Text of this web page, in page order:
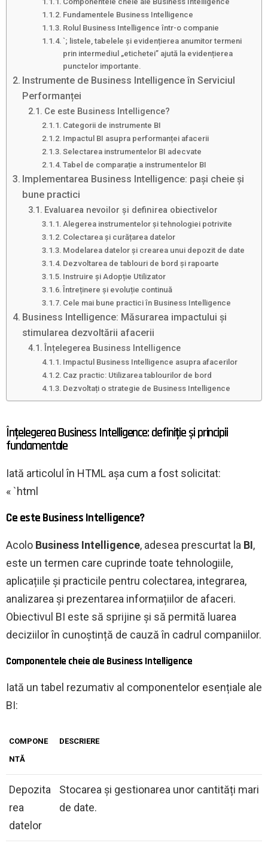
Fundamentele Business Intelligence
Rolul Business Intelligence într-o companie
`; listele, tabelele și evidențierea anumitor termeni
prin intermediul „etichetei” ajută la evidențierea
punctelor importante.
Instrumente de Business Intelligence în Serviciul
Performanței
Ce este Business Intelligence?
Categorii de instrumente BI
Impactul BI asupra performanței afacerii
Selectarea instrumentelor BI adecvate
Tabel de comparație a instrumentelor BI
Implementarea Business Intelligence: pași cheie și
bune practici
Evaluarea nevoilor și definirea obiectivelor
Alegerea instrumentelor și tehnologiei potrivite
Colectarea și curățarea datelor
Modelarea datelor și crearea unui depozit de date
Dezvoltarea de tablouri de bord și rapoarte
Instruire și Adopție Utilizator
Întreținere și evoluție continuă
Cele mai bune practici în Business Intelligence
Business Intelligence: Măsurarea impactului și
stimularea dezvoltării afacerii
Înțelegerea Business Intelligence
Impactul Business Intelligence asupra afacerilor
Caz practic: Utilizarea tablourilor de bord
Dezvoltați o strategie de Business Intelligence
Înțelegerea Business Intelligence: definiție și principii
fundamentale
Iată articolul în HTML așa cum a fost solicitat:
« `html
Ce este Business Intelligence?
Acolo Business Intelligence, adesea prescurtat la BI,
este un termen care cuprinde toate tehnologiile,
aplicațiile și practicile pentru colectarea, integrarea,
analizarea și prezentarea informațiilor de afaceri.
Obiectivul BI este să sprijine și să permită luarea
deciziilor în cunoștință de cauză în cadrul companiilor.
Componentele cheie ale Business Intelligence
Iată un tabel rezumativ al componentelor esențiale ale
BI:
COMPONE
NTĂ
DESCRIERE
Depozita
rea
datelor
Stocarea și gestionarea unor cantități mari
de date.